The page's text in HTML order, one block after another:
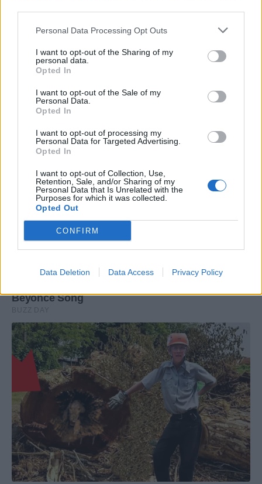
Personal Data Processing Opt Outs
I want to opt-out of the Sharing of my
personal data.
Opted In
I want to opt-out of the Sale of my
Personal Data.
Opted In
I want to opt-out of processing my
Personal Data for Targeted Advertising.
Opted In
I want to opt-out of Collection, Use,
Retention, Sale, and/or Sharing of my
Personal Data that Is Unrelated with the
Purposes for which it was collected.
Opted Out
CONFIRM
Data Deletion Data Access Privacy Policy